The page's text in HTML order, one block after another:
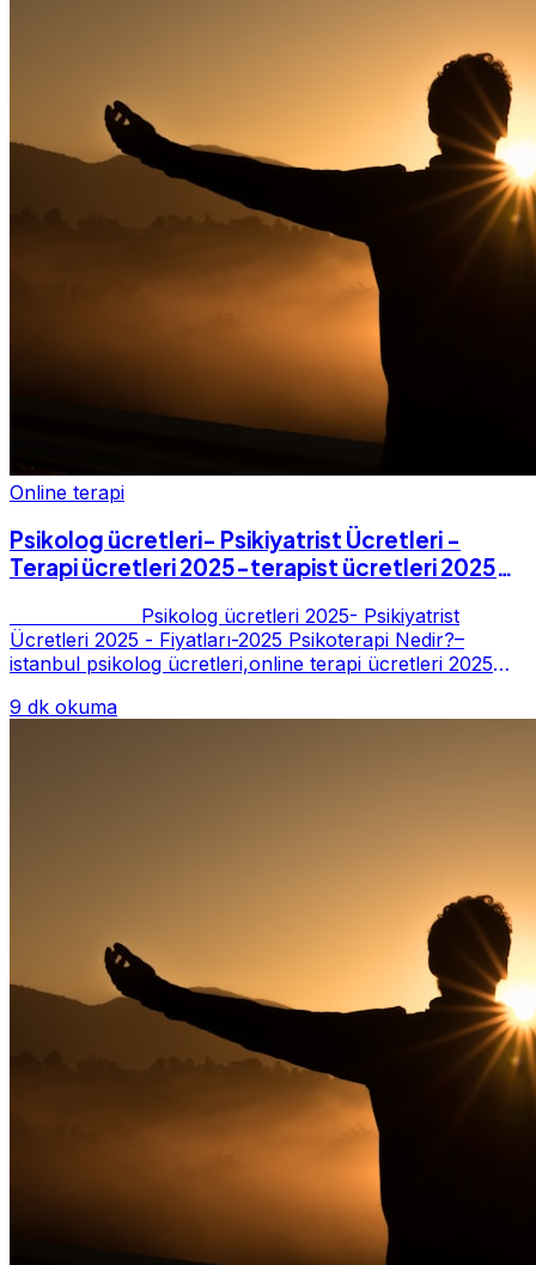
Online terapi
Psikolog ücretleri- Psikiyatrist Ücretleri -
Terapi ücretleri 2025-terapist ücretleri 2025-
Psikolog ücretleri 2025- Psikiyatrist
Ücretleri 2025 - Fiyatları-2025 Psikoterapi Nedir?–
istanbul psikolog ücretleri,online terapi ücretleri 2025
9 dk okuma